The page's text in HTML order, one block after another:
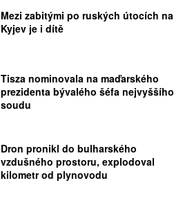
Mezi zabitými po ruských útocích na
Kyjev je i dítě
Tisza nominovala na maďarského
prezidenta bývalého šéfa nejvyššího
soudu
Dron pronikl do bulharského
vzdušného prostoru, explodoval
kilometr od plynovodu